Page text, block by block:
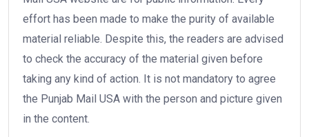
effort has been made to make the purity of available
material reliable. Despite this, the readers are advised
to check the accuracy of the material given before
taking any kind of action. It is not mandatory to agree
the Punjab Mail USA with the person and picture given
in the content.